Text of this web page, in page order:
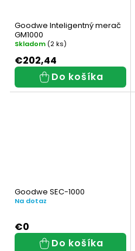
Goodwe Inteligentný merač
GM1000
Skladom (2 ks)
€202,44
Do košíka
Goodwe SEC-1000
Na dotaz
€0
Do košíka